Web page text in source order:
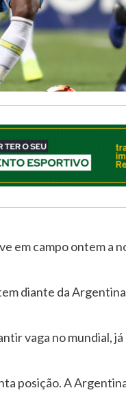
em campo ontem a
diante da
vaga no mundial,
posição. A